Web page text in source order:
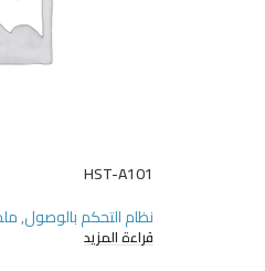
HST-A101
نظام التحكم بالوصول,
قراءة المزيد